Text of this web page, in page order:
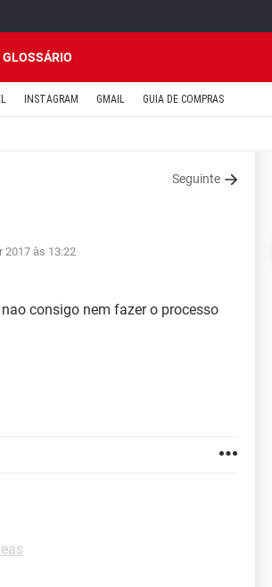
GLOSSÁRIO
INSTAGRAM GMAIL GUIA DE COMPRAS
Seguinte
2017 às 13:22
consigo nem fazer o processo